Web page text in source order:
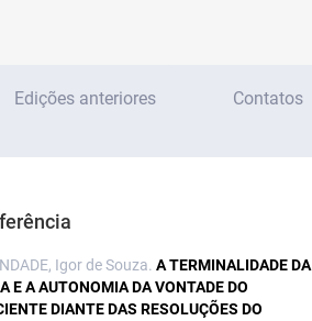
Edições anteriores Contatos
Igor de Souza. A TERMINALIDADE DA
E A AUTONOMIA DA VONTADE DO
DIANTE DAS RESOLUÇÕES DO